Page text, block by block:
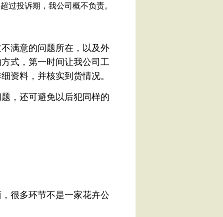
过投诉期，我公司概不负责。
满意的问题所在，以及外
式，第一时间让我公司工
资料，并核实到货情况。
，还可避免以后犯同样的
很多环节不是一家花卉公